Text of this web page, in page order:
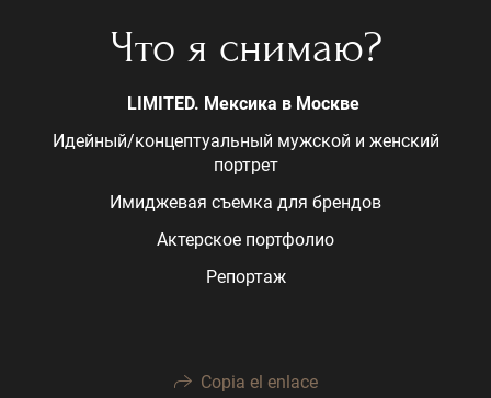
Что я снимаю?
LIMITED. Мексика в Москве
Идейный/концептуальный мужской и женский
портрет
Имиджевая съемка для брендов
Актерское портфолио
Репортаж
Copia el enlace